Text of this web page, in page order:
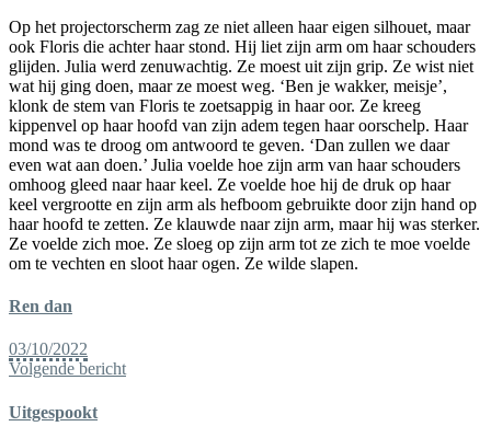
Op het projectorscherm zag ze niet alleen haar eigen silhouet, maar
ook Floris die achter haar stond. Hij liet zijn arm om haar schouders
glijden. Julia werd zenuwachtig. Ze moest uit zijn grip. Ze wist niet
wat hij ging doen, maar ze moest weg. ‘Ben je wakker, meisje’,
klonk de stem van Floris te zoetsappig in haar oor. Ze kreeg
kippenvel op haar hoofd van zijn adem tegen haar oorschelp. Haar
mond was te droog om antwoord te geven. ‘Dan zullen we daar
even wat aan doen.’ Julia voelde hoe zijn arm van haar schouders
omhoog gleed naar haar keel. Ze voelde hoe hij de druk op haar
keel vergrootte en zijn arm als hefboom gebruikte door zijn hand op
haar hoofd te zetten. Ze klauwde naar zijn arm, maar hij was sterker.
Ze voelde zich moe. Ze sloeg op zijn arm tot ze zich te moe voelde
om te vechten en sloot haar ogen. Ze wilde slapen.
Ren dan
03/10/2022
Volgende bericht
Uitgespookt